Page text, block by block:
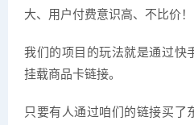
大、用户付费意识高、不比价！
我们的项目的玩法就是通过快
挂载商品卡链接。
只要有人通过咱们的链接买了